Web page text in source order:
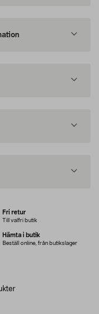
Fri retur
Till valfri butik
Hämta i butik
Beställ online, från butikslager